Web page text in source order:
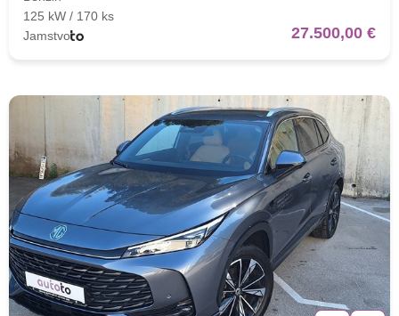
125 kW / 170 ks
Jamstvo
27.500,00 €